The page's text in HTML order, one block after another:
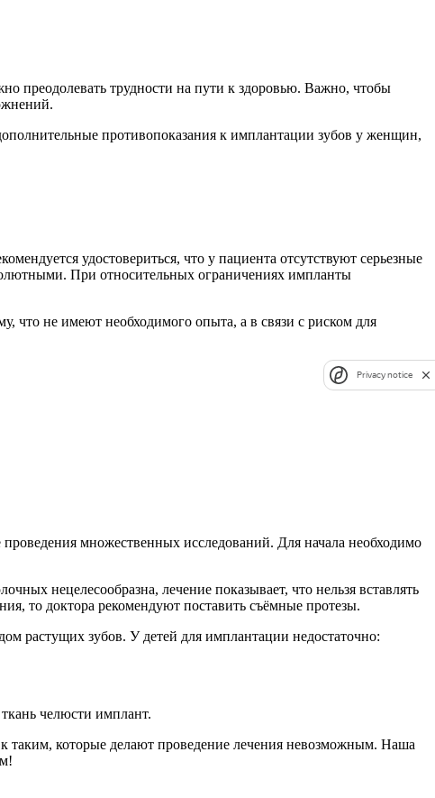
преодолевать трудности на пути к здоровью. Важно, чтобы
противопоказания к имплантации зубов у женщин,
удостовериться, что у пациента отсутствуют серьезные
При относительных ограничениях импланты
что не имеют необходимого опыта, а в связи с риском для
множественных исследований. Для начала необходимо
нецелесообразна, лечение показывает, что нельзя вставлять
то доктора рекомендуют поставить съёмные протезы.
растущих зубов. У детей для имплантации недостаточно:
челюсти имплант.
таким, которые делают проведение лечения невозможным. Наша
Privacy notice